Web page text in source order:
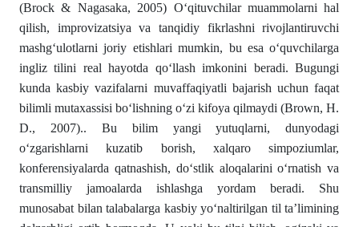
(Brock & Nagasaka, 2005) O‘qituvchilar muammolarni hal
qilish, improvizatsiya va tanqidiy fikrlashni rivojlantiruvchi
mashg‘ulotlarni joriy etishlari mumkin, bu esa o‘quvchilarga
ingliz tilini real hayotda qo‘llash imkonini beradi. Bugungi
kunda kasbiy vazifalarni muvaffaqiyatli bajarish uchun faqat
bilimli mutaxassisi bo‘lishning o‘zi kifoya qilmaydi (Brown, H.
D., 2007).. Bu bilim yangi yutuqlarni, dunyodagi
o‘zgarishlarni kuzatib borish, xalqaro simpoziumlar,
konferensiyalarda qatnashish, do‘stlik aloqalarini o‘rnatish va
transmilliy jamoalarda ishlashga yordam beradi. Shu
munosabat bilan talabalarga kasbiy yo‘naltirilgan til ta’limining